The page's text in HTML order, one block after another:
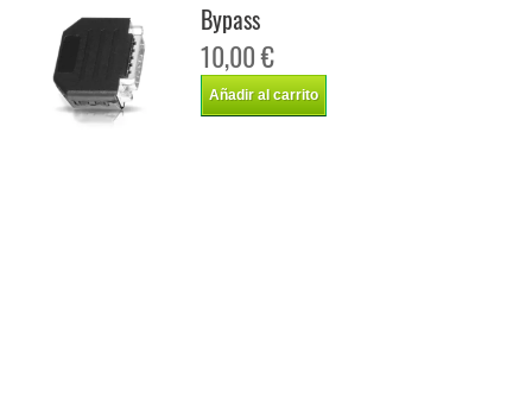
Bypass
10,00 €
Añadir al carrito